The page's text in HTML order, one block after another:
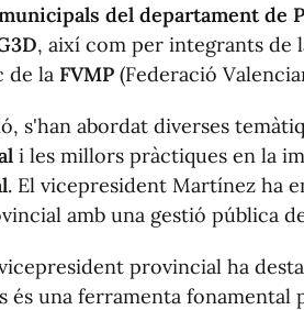
del departament de
, així com per integrants de
de la FVMP (Federació
s'han abordat diverses
i les millors pràctiques en la
. El vicepresident Martínez ha
amb una gestió pública
provincial ha
és una ferramenta fonamental